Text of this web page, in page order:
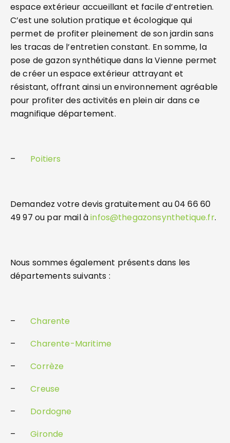
espace extérieur accueillant et facile d’entretien.
C’est une solution pratique et écologique qui
permet de profiter pleinement de son jardin sans
les tracas de l’entretien constant. En somme, la
pose de gazon synthétique dans la Vienne permet
de créer un espace extérieur attrayant et
résistant, offrant ainsi un environnement agréable
pour profiter des activités en plein air dans ce
magnifique département.
– Poitiers
Demandez votre devis gratuitement au 04 66 60
49 97 ou par mail àinfos@thegazonsynthetique.fr.
Nous sommes également présents dans les
départements suivants :
–Charente
–Charente-Maritime
–Corrèze
–Creuse
– Dordogne
–Gironde